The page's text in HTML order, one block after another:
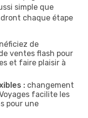
simple que
chaque étape
de
ventes flash pour
et faire plaisir à
: changement
facilite les
pour une